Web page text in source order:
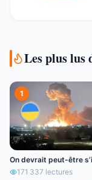
Les plus lus
1
On devrait peut-être
171 337 lectures